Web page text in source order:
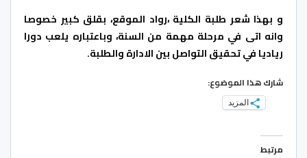
و بهذا شعر طلبة الكلية ،رواد الموقع، بقلق كبير خصوصا
وانه اتى في مرحلة مهمة من السنة، وباعتباره يلعب دورا
رياديا في تحقيق التواصل بين الادارة والطلبة.
شارك هذا الموضوع:
المزيد
مرتبط